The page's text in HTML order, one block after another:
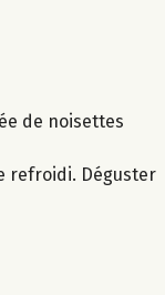
de noisettes
refroidi. Déguster